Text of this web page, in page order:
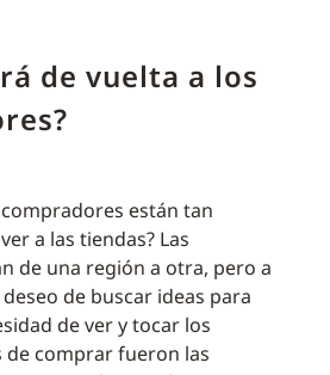
de vuelta a los
están tan
a las tiendas? Las
de una región a otra, pero a
de buscar ideas para
de ver y tocar los
comprar fueron las